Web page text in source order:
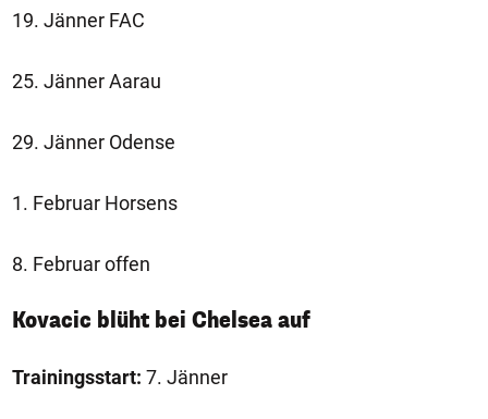
19. Jänner FAC
25. Jänner Aarau
29. Jänner Odense
1. Februar Horsens
8. Februar offen
Kovacic blüht bei Chelsea auf
Trainingsstart: 7. Jänner